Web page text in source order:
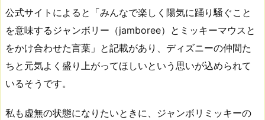
公式サイトによると「みんなで楽しく陽気に踊り騒ぐこと
を意味するジャンボリー（jamboree）とミッキーマウスと
をかけ合わせた言葉」と記載があり、ディズニーの仲間た
ちと元気よく盛り上がってほしいという思いが込められて
いるそうです。
私も虚無の状態になりたいときに、ジャンボリミッキーの